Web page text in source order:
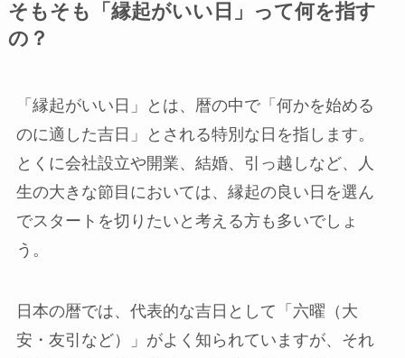
そもそも「縁起がいい日」って何を指す
の？
「縁起がいい日」とは、暦の中で「何かを始める
のに適した吉日」とされる特別な日を指します。
とくに会社設立や開業、結婚、引っ越しなど、人
生の大きな節目においては、縁起の良い日を選ん
でスタートを切りたいと考える方も多いでしょ
う。
日本の暦では、代表的な吉日として「六曜（大
安・友引など）」がよく知られていますが、それ